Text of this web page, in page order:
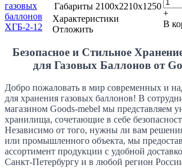
Габариты 2100x2210x1250
Характеристики
Отложить
+
В
Безопасное и Стильное
для Газовых Баллонов от
Добро пожаловать в мир современных и
для хранения газовых баллонов! В
магазином Goods-mebel мы представляем
хранилища, сочетающие в себе
Независимо от того, нужны ли вам
или промышленного объекта, мы
ассортимент продукции с удобной
Санкт-Петербургу и в любой регион